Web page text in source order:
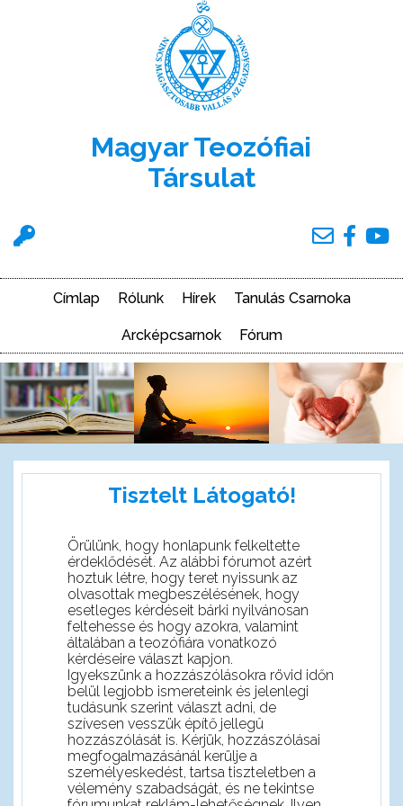
Felhasználói
Magyar Teozófiai
Társulat
Címlap Rólunk Hírek Tanulás Csarnoka
Arcképcsarnok Fórum
Tisztelt Látogató!
Örülünk, hogy honlapunk felkeltette
érdeklődését. Az alábbi fórumot azért
hoztuk létre, hogy teret nyissunk az
olvasottak megbeszélésének, hogy
esetleges kérdéseit bárki nyilvánosan
feltehesse és hogy azokra, valamint
általában a teozófiára vonatkozó
kérdéseire választ kapjon.
Igyekszünk a hozzászólásokra rövid időn
belül legjobb ismereteink és jelenlegi
tudásunk szerint választ adni, de
szívesen vesszük építő jellegû
hozzászólását is. Kérjük, hozzászólásai
megfogalmazásánál kerülje a
személyeskedést, tartsa tiszteletben a
vélemény szabadságát, és ne tekintse